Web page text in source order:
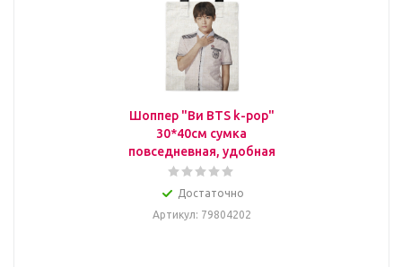
Шоппер "Ви BTS k-pop"
30*40см сумка
повседневная, удобная
Достаточно
Артикул: 79804202